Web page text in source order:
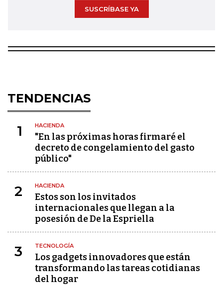
SUSCRÍBASE YA
TENDENCIAS
1 HACIENDA
"En las próximas horas firmaré el
decreto de congelamiento del gasto
público"
2 HACIENDA
Estos son los invitados
internacionales que llegan a la
posesión de De la Espriella
3 TECNOLOGÍA
Los gadgets innovadores que están
transformando las tareas cotidianas
del hogar